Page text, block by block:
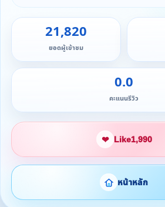
21,820
ยอดผู้เข้าชม
0.0
คะแนนรีวิว
❤ Like1,990
หน้าหลัก